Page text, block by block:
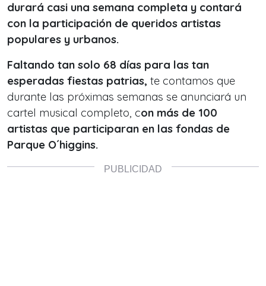
durará casi una semana completa y contará
con la participación de queridos artistas
populares y urbanos.
Faltando tan solo 68 días para las tan
esperadas fiestas patrias, te contamos que
durante las próximas semanas se anunciará un
cartel musical completo, con más de 100
artistas que participaran en las fondas de
Parque O´higgins.